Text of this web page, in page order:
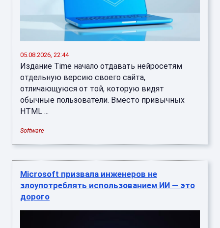
05.08.2026, 22:44
Издание Time начало отдавать нейросетям
отдельную версию своего сайта,
отличающуюся от той, которую видят
обычные пользователи. Вместо привычных
HTML ...
Software
Microsoft призвала инженеров не
злоупотреблять использованием ИИ — это
дорого